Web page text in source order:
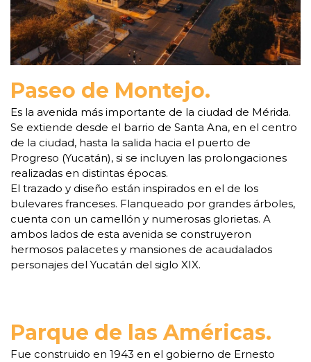
Paseo de Montejo.
Es la avenida más importante de la ciudad de Mérida.
Se extiende desde el barrio de Santa Ana, en el centro
de la ciudad, hasta la salida hacia el puerto de
Progreso (Yucatán), si se incluyen las prolongaciones
realizadas en distintas épocas.
El trazado y diseño están inspirados en el de los
bulevares franceses. Flanqueado por grandes árboles,
cuenta con un camellón y numerosas glorietas. A
ambos lados de esta avenida se construyeron
hermosos palacetes y mansiones de acaudalados
personajes del Yucatán del siglo XIX.
Parque de las Américas.
Fue construido en 1943 en el gobierno de Ernesto